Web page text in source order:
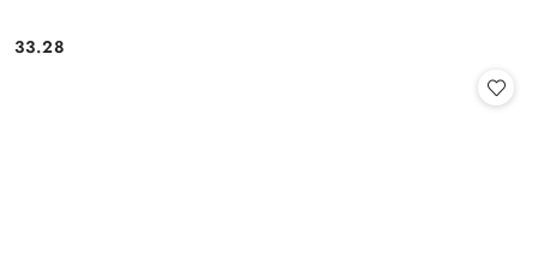
Cena:
33.28